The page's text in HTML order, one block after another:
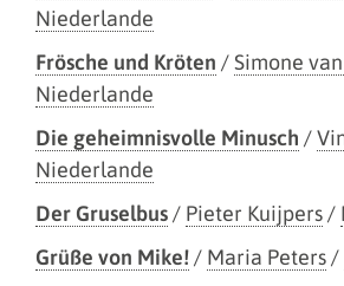
Niederlande
Frösche und Kröten /Simone
Niederlande
Die geheimnisvolle Minusch /
Niederlande
Der Gruselbus/ Pieter Kuijpers/
Grüße von Mike!/ Maria Peters/